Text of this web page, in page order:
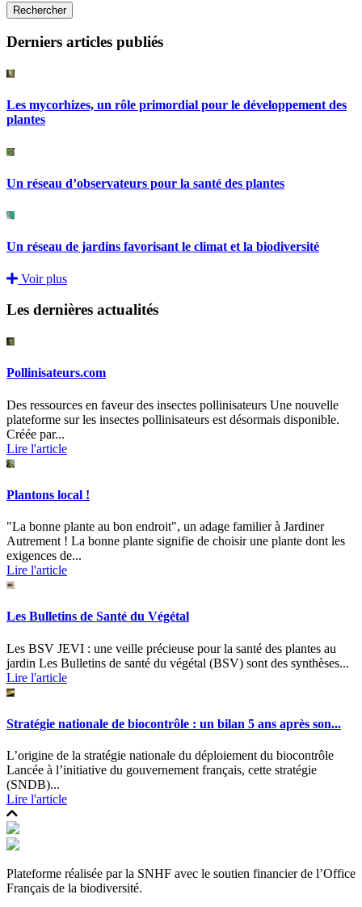
Rechercher
Derniers articles publiés
Les mycorhizes, un rôle primordial pour le développement des
plantes
Un réseau d’observateurs pour la santé des plantes
Un réseau de jardins favorisant le climat et la biodiversité
Voir plus
Les dernières actualités
Pollinisateurs.com
Des ressources en faveur des insectes pollinisateurs Une nouvelle
plateforme sur les insectes pollinisateurs est désormais disponible.
Créée par...
Lire l'article
Plantons local !
"La bonne plante au bon endroit", un adage familier à Jardiner
Autrement ! La bonne plante signifie de choisir une plante dont les
exigences de...
Lire l'article
Les Bulletins de Santé du Végétal
Les BSV JEVI : une veille précieuse pour la santé des plantes au
jardin Les Bulletins de santé du végétal (BSV) sont des synthèses...
Lire l'article
Stratégie nationale de biocontrôle : un bilan 5 ans après son...
L’origine de la stratégie nationale du déploiement du biocontrôle
Lancée à l’initiative du gouvernement français, cette stratégie
(SNDB)...
Lire l'article
Plateforme réalisée par la SNHF avec le soutien financier de l’Office
Français de la biodiversité.